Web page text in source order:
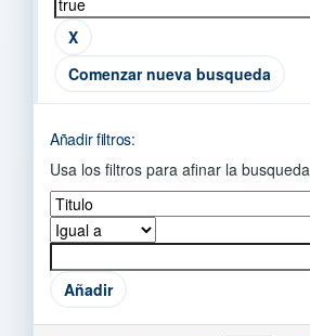
Comenzar nueva busqueda
Añadir filtros:
Usa los filtros para afinar la